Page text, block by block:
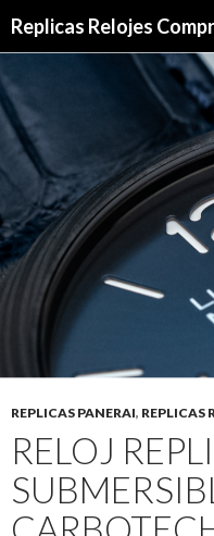
CONTENIDO
REPLICAS PANERAI, REPLICAS
RELOJ